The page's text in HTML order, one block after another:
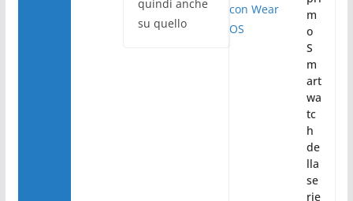
quindi anche
su quello
m
o
S
m
art
wa
tc
h
de
lla
se
rie